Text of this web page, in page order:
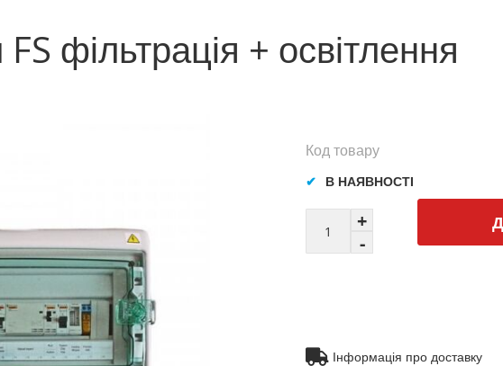
фільтрація + освітлення
В НАЯВНОСТІ
Код товару
Інформація про доставку